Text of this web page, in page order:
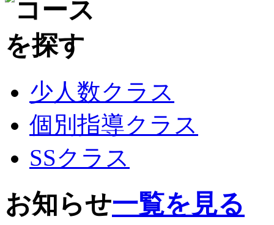
少人数クラス
個別指導クラス
SSクラス
お知らせ一覧を見る